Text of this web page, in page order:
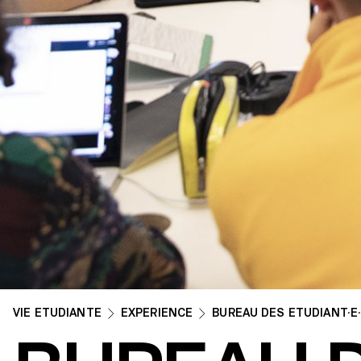
VIE ETUDIANTE EXPÉRIENCE BUREAU DES